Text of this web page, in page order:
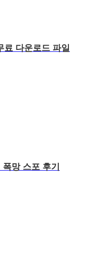
료 다운로드 파일
망 스포 후기